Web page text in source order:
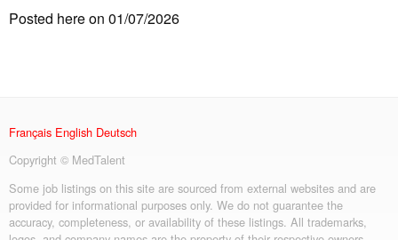
Posted here on 01/07/2026
Français English Deutsch
Copyright © MedTalent
Some job listings on this site are sourced from external websites and are
provided for informational purposes only. We do not guarantee the
accuracy, completeness, or availability of these listings. All trademarks,